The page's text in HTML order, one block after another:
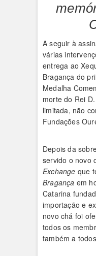
A seguir à
várias
entrega ao
Bragança do
Medalha
morte do Rei
limitada, não
Fundações
Depois da
servido o novo
Exchange que
Bragança em
Catarina
importação e
novo chá foi
todos os
também a